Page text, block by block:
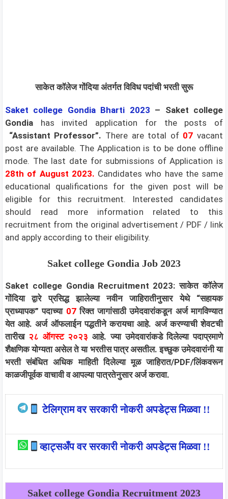
साकेत कॉलेज गोंदिया अंतर्गत विविध पदांची भरती सुरू
Saket college Gondia Bharti 2023 – Saket college
Gondia has invited application for the posts of
“Assistant Professor”. There are total of 07 vacant
post are available. The Application is to be done offline
mode. The last date for submissions of Application is
28th of August 2023. Candidates who have the same
educational qualifications for the given post will be
eligible for this recruitment. Interested candidates
should read more information related to this
recruitment from the original advertisement / PDF / link
and apply according to their eligibility.
Saket college Gondia Job 2023
Saket college Gondia Recruitment 2023: साकेत कॉलेज
गोंदिया द्वारे प्रसिद्ध झालेल्या नवीन जाहिरातीनुसार येथे “सहायक
प्राध्यापक” पदाच्या 07रिक्त जागांसाठी उमेदवारांकडून अर्ज मागविण्यात
येत आहे. अर्ज ऑफलाईन पद्धतीने करायचा आहे. अर्ज करण्याची शेवटची
तारीख २८ ऑगस्ट २०२३ आहे. ज्या उमेदवारांकडे दिलेल्या पदाप्रमाणे
शैक्षणिक योग्यता असेल ते या भरतीस पात्र असतील. इच्छुक उमेदवारांनी या
भरती संबंधित अधिक माहिती दिलेल्या मूळ जाहिरात/PDF/लिंकवरून
काळजीपूर्वक वाचावी व आपल्या पात्रतेनुसार अर्ज करावा.
टेलिग्राम वर सरकारी नोकरी अपडेट्स मिळवा !!
व्हाट्सअँप वर सरकारी नोकरी अपडेट्स मिळवा !!
Saket college Gondia Recruitment 2023